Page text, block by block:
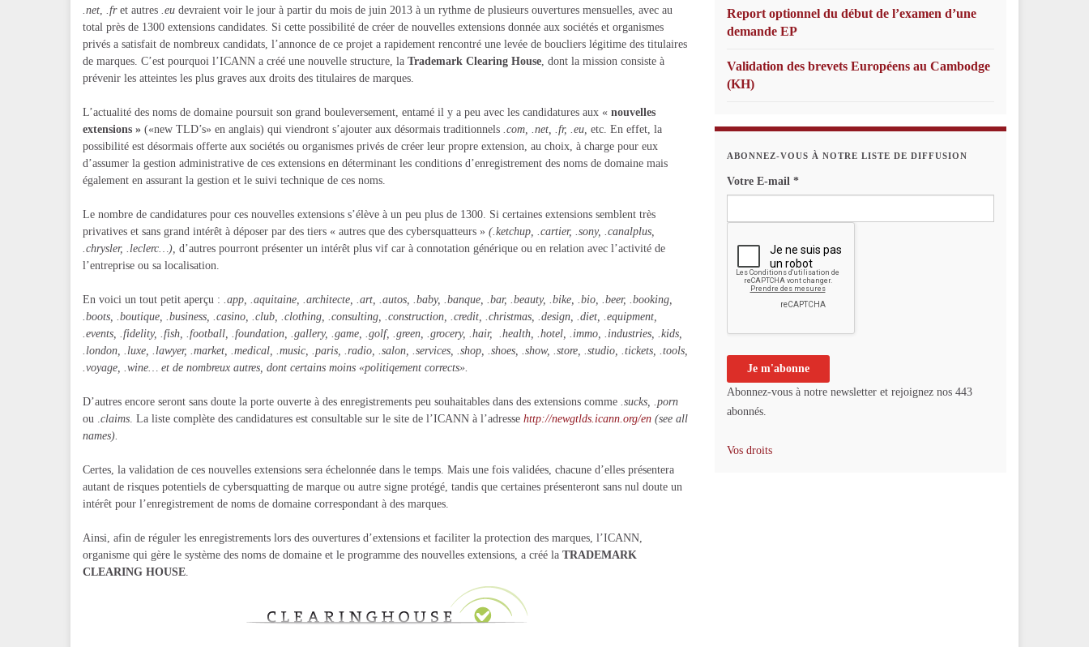
.net, .fret autres .eu devraient voir le jour à partir du mois de juin 2013 à un rythme de plusieurs ouvertures mensuelles, avec au
total près de 1300 extensions candidates. Si cette possibilité de créer de nouvelles extensions donnée aux sociétés et organismes
privés a satisfait de nombreux candidats, l’annonce de ce projet a rapidement rencontré une levée de boucliers légitime des titulaires
de marques. C’est pourquoi l’ICANN a créé une nouvelle structure, la Trademark Clearing House, dont la mission consiste à
prévenir les atteintes les plus graves aux droits des titulaires de marques.
L’actualité des noms de domaine poursuit son grand bouleversement, entamé il y a peu avec les candidatures aux « nouvelles
extensions » («new TLD’s» en anglais) qui viendront s’ajouter aux désormais traditionnels .com, .net, .fr, .eu, etc. En effet, la
possibilité est désormais offerte aux sociétés ou organismes privés de créer leur propre extension, au choix, à charge pour eux
d’assumer la gestion administrative de ces extensions en déterminant les conditions d’enregistrement des noms de domaine mais
également en assurant la gestion et le suivi technique de ces noms.
Le nombre de candidatures pour ces nouvelles extensions s’élève à un peu plus de 1300. Si certaines extensions semblent très
privatives et sans grand intérêt à déposer par des tiers « autres que des cybersquatteurs » (.ketchup, .cartier, .sony, .canalplus,
.chrysler, .leclerc…), d’autres pourront présenter un intérêt plus vif car à connotation générique ou en relation avec l’activité de
l’entreprise ou sa localisation.
En voici un tout petit aperçu : .app, .aquitaine, .architecte, .art, .autos, .baby, .banque, .bar, .beauty, .bike, .bio, .beer, .booking,
.boots, .boutique, .business, .casino, .club, .clothing, .consulting, .construction, .credit, .christmas, .design, .diet, .equipment,
.events, .fidelity, .fish, .football, .foundation, .gallery, .game, .golf, .green, .grocery, .hair, .health, .hotel, .immo, .industries, .kids,
.london, .luxe, .lawyer, .market, .medical, .music, .paris, .radio, .salon, .services, .shop, .shoes, .show, .store, .studio, .tickets, .tools,
.voyage, .wine… et de nombreux autres, dont certains moins «politiqement corrects».
D’autres encore seront sans doute la porte ouverte à des enregistrements peu souhaitables dans des extensions comme .sucks, .porn
ou .claims. La liste complète des candidatures est consultable sur le site de l’ICANN à l’adresse http://newgtlds.icann.org/en (see all
names).
Certes, la validation de ces nouvelles extensions sera échelonnée dans le temps. Mais une fois validées, chacune d’elles présentera
autant de risques potentiels de cybersquatting de marque ou autre signe protégé, tandis que certaines présenteront sans nul doute un
intérêt pour l’enregistrement de noms de domaine correspondant à des marques.
Ainsi, afin de réguler les enregistrements lors des ouvertures d’extensions et faciliter la protection des marques, l’ICANN,
organisme qui gère le système des noms de domaine et le programme des nouvelles extensions, a créé la TRADEMARK
CLEARING HOUSE.
Report optionnel du début de l’examen d’une
demande EP
Validation des brevets Européens au Cambodge
(KH)
ABONNEZ-VOUS À NOTRE LISTE DE DIFFUSION
Votre E-mail *
Abonnez-vous à notre newsletter et rejoignez nos 443
abonnés.
Vos droits